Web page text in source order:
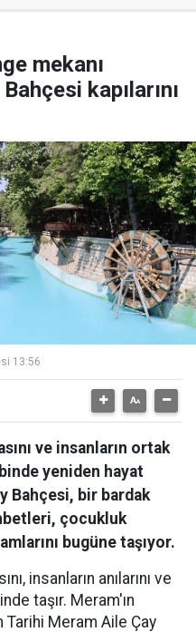
mekanı
kapılarını
13:56
ve insanların ortak
yeniden hayat
Bahçesi, bir bardak
çocukluk
bugüne taşıyor.
insanların anılarını ve
taşır. Meram'ın
Tarihi Meram Aile Çay